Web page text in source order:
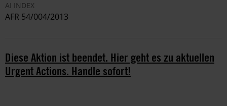
AI INDEX
AFR 54/004/2013
Diese Aktion ist beendet. Hier geht es zu aktuellen
Urgent Actions. Handle sofort!